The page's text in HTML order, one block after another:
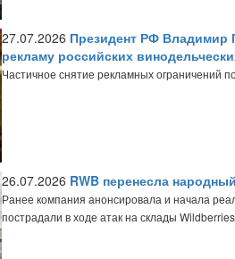
27.07.2026 Президент РФ Владимир
рекламу российских
Частичное снятие рекламных ограничений
26.07.2026 RWB перенесла
Ранее компания анонсировала и начала
пострадали в ходе атак на склады Wildberries